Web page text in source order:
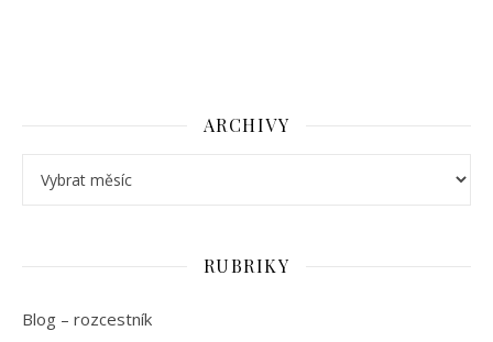
ARCHIVY
RUBRIKY
Blog – rozcestník